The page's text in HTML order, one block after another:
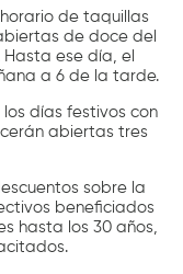
de taquillas
de doce del
ese día, el
a 6 de la tarde.
los días festivos con
abiertas tres
sobre la
beneficiados
hasta los 30 años,